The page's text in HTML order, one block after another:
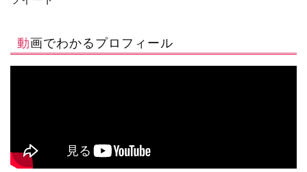
動画でわかるプロフィール